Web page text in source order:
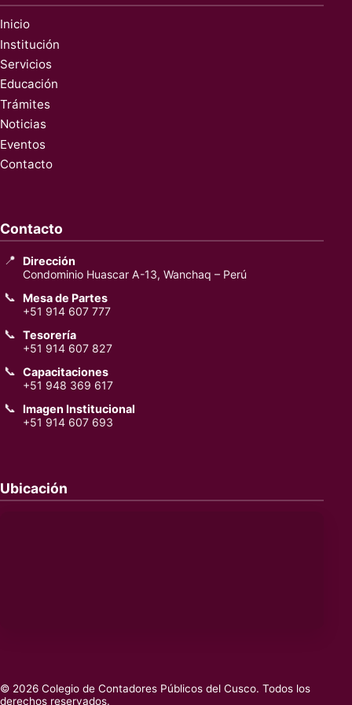
Inicio
Institución
Servicios
Educación
Trámites
Noticias
Eventos
Contacto
Contacto
📍
Dirección
Condominio Huascar A-13, Wanchaq – Perú
📞
Mesa de Partes
+51 914 607 777
📞 Tesorería
+51 914 607 827
📞 Capacitaciones
+51 948 369 617
📞
Imagen Institucional
+51 914 607 693
Ubicación
© 2026 Colegio de Contadores Públicos del Cusco. Todos los
derechos reservados.